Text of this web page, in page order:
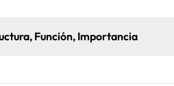
Función, Importancia